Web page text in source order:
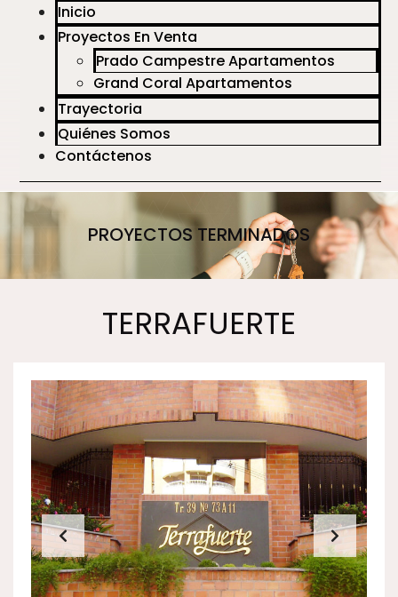
Inicio
Proyectos En Venta
Prado Campestre Apartamentos
Grand Coral Apartamentos
Trayectoria
Quiénes Somos
Contáctenos
PROYECTOS TERMINADOS
TERRAFUERTE